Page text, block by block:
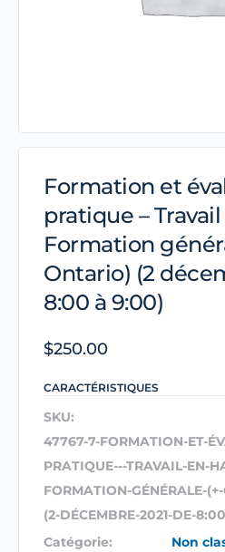
Formation et
pratique –
Formation
Ontario) (2
8:00 à 9:00)
$250.00
CARACTÉRISTIQUES
SKU:
47767-7-FORMATION-ET-
PRATIQUE---TRAVAIL-EN-
FORMATION-GÉNÉRALE-
(2-DÉCEMBRE-2021-DE-
Catégorie:
Non